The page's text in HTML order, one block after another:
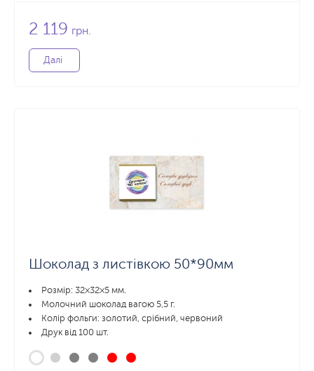
2 119 грн.
Далі
Шоколад з листівкою 50*90мм
Розмір: 32×32×5 мм.
Молочний шоколад вагою 5,5 г.
Колір фольги: золотий, срібний, червоний
Друк від 100 шт.